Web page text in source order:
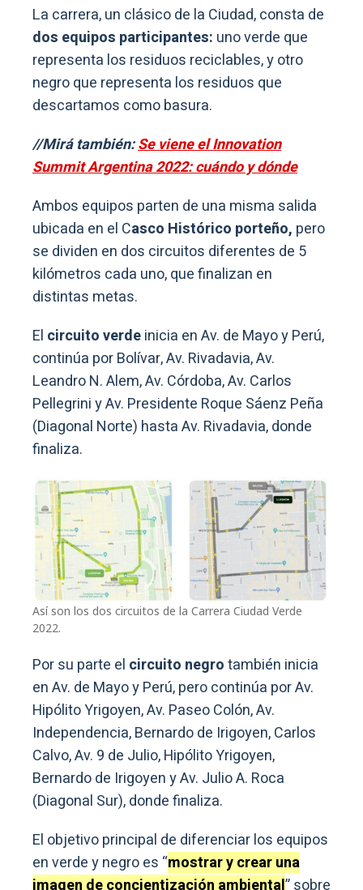
La carrera, un clásico de la Ciudad, consta de
dos equipos participantes: uno verde que
representa los residuos reciclables, y otro
negro que representa los residuos que
descartamos como basura.
//Mirá también:Se viene el Innovation
Summit Argentina 2022: cuándo y dónde
Ambos equipos parten de una misma salida
ubicada en el Casco Histórico porteño, pero
se dividen en dos circuitos diferentes de 5
kilómetros cada uno, que finalizan en
distintas metas.
El circuito verdeinicia en Av. de Mayo y Perú,
continúa por Bolívar, Av. Rivadavia, Av.
Leandro N. Alem, Av. Córdoba, Av. Carlos
Pellegrini y Av. Presidente Roque Sáenz Peña
(Diagonal Norte) hasta Av. Rivadavia, donde
finaliza.
Así son los dos circuitos de la Carrera Ciudad Verde
2022.
Por su parte el circuito negrotambién inicia
en Av. de Mayo y Perú, pero continúa por Av.
Hipólito Yrigoyen, Av. Paseo Colón, Av.
Independencia, Bernardo de Irigoyen, Carlos
Calvo, Av. 9 de Julio, Hipólito Yrigoyen,
Bernardo de Irigoyen y Av. Julio A. Roca
(Diagonal Sur), donde finaliza.
El objetivo principal de diferenciar los equipos
en verde y negro es “mostrar y crear una
imagen de concientización ambiental” sobre